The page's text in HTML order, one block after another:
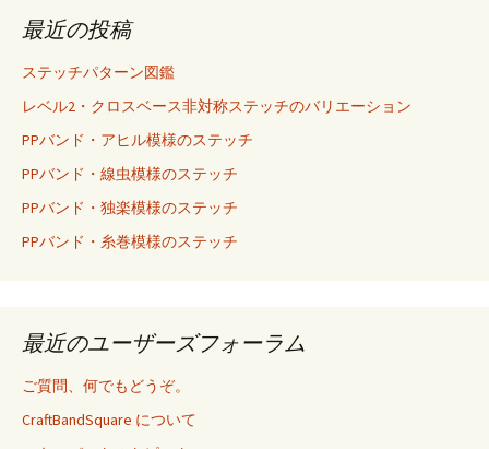
最近の投稿
ステッチパターン図鑑
レベル2・クロスベース非対称ステッチのバリエーション
PPバンド・アヒル模様のステッチ
PPバンド・線虫模様のステッチ
PPバンド・独楽模様のステッチ
PPバンド・糸巻模様のステッチ
最近のユーザーズフォーラム
ご質問、何でもどうぞ。
CraftBandSquare について